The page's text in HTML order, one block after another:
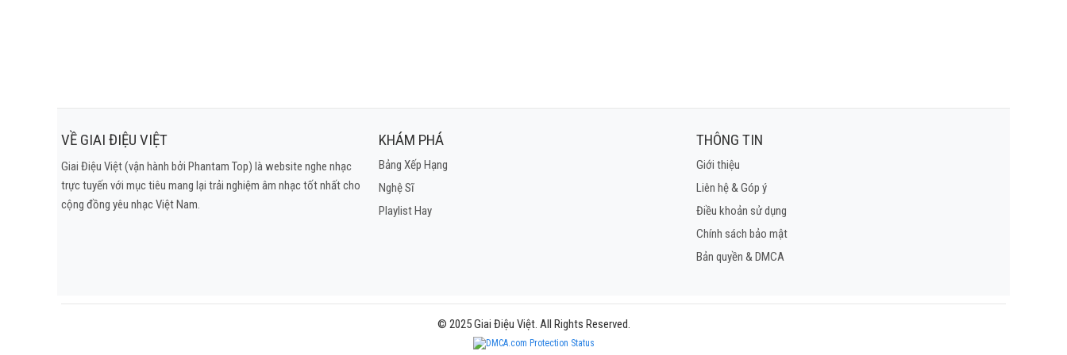
Tu sais pourquoi!
Mais le bonheur ne dure qu'un seul soir
Il ne reste que ton image
gravee dans ma me'moire
VỀ GIAI ĐIỆU VIỆT
Giai Điệu Việt (vận hành bởi Phantam Top) là website nghe nhạc
trực tuyến với mục tiêu mang lại trải nghiệm âm nhạc tốt nhất cho
cộng đồng yêu nhạc Việt Nam.
KHÁM PHÁ
Bảng Xếp Hạng
Nghệ Sĩ
Playlist Hay
THÔNG TIN
Giới thiệu
Liên hệ & Góp ý
Điều khoản sử dụng
Chính sách bảo mật
Bản quyền & DMCA
© 2025 Giai Điệu Việt. All Rights Reserved.